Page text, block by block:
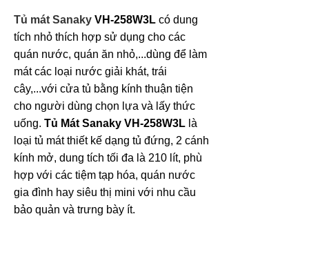
Tủ mát Sanaky VH-258W3L có dung
tích nhỏ thích hợp sử dụng cho các
quán nước, quán ăn nhỏ,...dùng để làm
mát các loại nước giải khát, trái
cây,...với cửa tủ bằng kính thuận tiện
cho người dùng chọn lựa và lấy thức
uống. Tủ Mát Sanaky VH-258W3L là
loại tủ mát thiết kế dạng tủ đứng, 2 cánh
kính mở, dung tích tối đa là 210 lít, phù
hợp với các tiệm tạp hóa, quán nước
gia đình hay siêu thị mini với nhu cầu
bảo quản và trưng bày ít.